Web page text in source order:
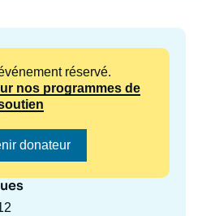
réservé.
nos programmes de
donateur